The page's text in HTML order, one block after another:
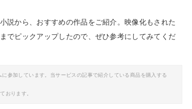
説から、おすすめの作品をご紹介。映像化もされた
でピックアップしたので、ぜひ参考にしてみてくだ
参加しています。当サービスの記事で紹介している商品を購入する
おります。